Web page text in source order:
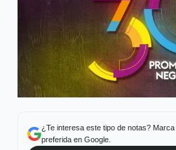
¿Te interesa este tipo de notas? Marca
preferida en Google.